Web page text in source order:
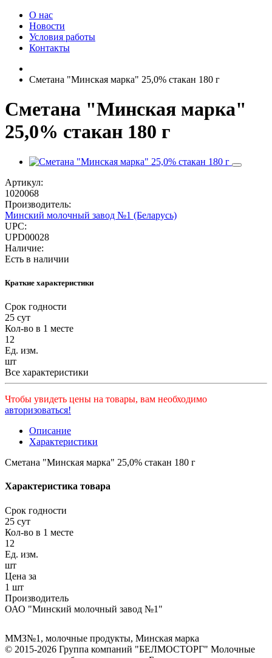
О нас
Новости
Условия работы
Контакты
Сметана "Минская марка" 25,0% стакан 180 г
Сметана "Минская марка"
25,0% стакан 180 г
Артикул:
1020068
Производитель:
Минский молочный завод №1 (Беларусь)
UPC:
UPD00028
Наличие:
Есть в наличии
Краткие характеристики
Срок годности
25 сут
Кол-во в 1 месте
12
Ед. изм.
шт
Все характеристики
Чтобы увидеть цены на товары, вам необходимо
авторизоваться!
Описание
Характеристики
Сметана "Минская марка" 25,0% стакан 180 г
Характеристика товара
Срок годности
25 сут
Кол-во в 1 месте
12
Ед. изм.
шт
Цена за
1 шт
Производитель
ОАО "Минский молочный завод №1"
ММЗ№1 , молочные продукты, Минская марка
© 2015-2026 Группа компаний "БЕЛМОСТОРГ" Молочные